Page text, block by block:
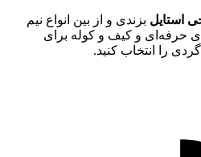
استایل بزندی و از بین انواع نیم
حرفه‌ای و کیف و کوله برای
را انتخاب کنید.